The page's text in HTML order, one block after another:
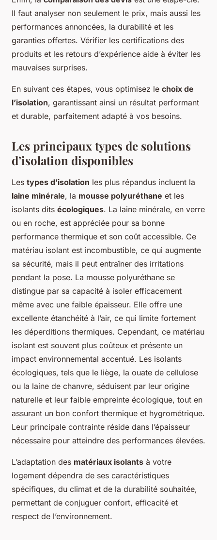
Il faut analyser non seulement le prix, mais aussi les
performances annoncées, la durabilité et les
garanties offertes. Vérifier les certifications des
produits et les retours d’expérience aide à éviter les
mauvaises surprises.
En suivant ces étapes, vous optimisez le choix de
l’isolation, garantissant ainsi un résultat performant
et durable, parfaitement adapté à vos besoins.
Les principaux types de solutions
d’isolation disponibles
Les types d’isolation les plus répandus incluent la
laine minérale, la mousse polyuréthane et les
isolants dits écologiques. La laine minérale, en verre
ou en roche, est appréciée pour sa bonne
performance thermique et son coût accessible. Ce
matériau isolant est incombustible, ce qui augmente
sa sécurité, mais il peut entraîner des irritations
pendant la pose. La mousse polyuréthane se
distingue par sa capacité à isoler efficacement
même avec une faible épaisseur. Elle offre une
excellente étanchéité à l’air, ce qui limite fortement
les déperditions thermiques. Cependant, ce matériau
isolant est souvent plus coûteux et présente un
impact environnemental accentué. Les isolants
écologiques, tels que le liège, la ouate de cellulose
ou la laine de chanvre, séduisent par leur origine
naturelle et leur faible empreinte écologique, tout en
assurant un bon confort thermique et hygrométrique.
Leur principale contrainte réside dans l’épaisseur
nécessaire pour atteindre des performances élevées.
L’adaptation des matériaux isolants à votre
logement dépendra de ses caractéristiques
spécifiques, du climat et de la durabilité souhaitée,
permettant de conjuguer confort, efficacité et
respect de l’environnement.